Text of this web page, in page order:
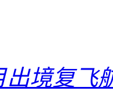
出境复飞